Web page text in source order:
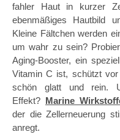
fahler Haut in kurzer
ebenmäßiges Hautbild
Kleine Fältchen werden
um wahr zu sein?
Aging-Booster, ein
Vitamin C ist, schützt
schön glatt und rein.
Effekt? Marine
der die Zellerneuerung
anregt.